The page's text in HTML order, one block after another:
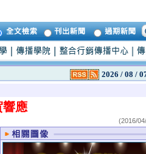
2026 / 08 /
響應
(2016/